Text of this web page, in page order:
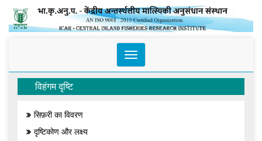
Toggle
navigation
विहंगम दृष्टि
सिफ़री का विवरण
दृष्टिकोण और लक्ष्य